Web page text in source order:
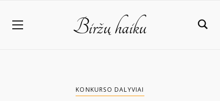
KONKURSO DALYVIAI